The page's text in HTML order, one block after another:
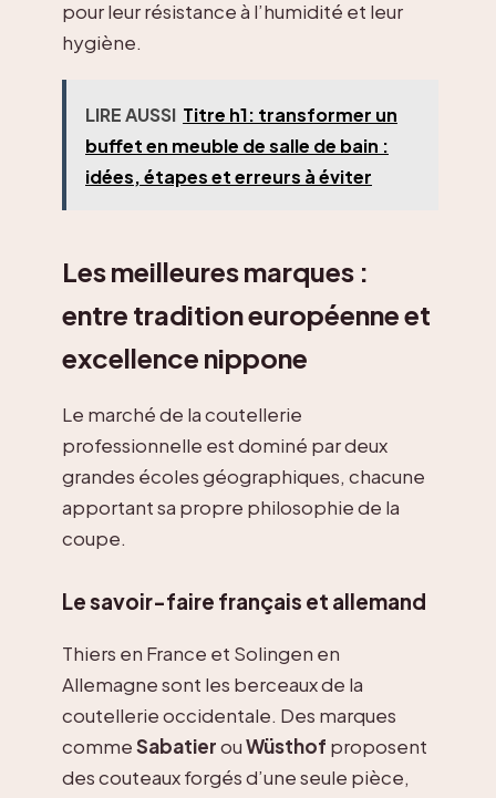
pour leur résistance à l’humidité et leur
hygiène.
LIRE AUSSI Titre h1: transformer un
buffet en meuble de salle de bain :
idées, étapes et erreurs à éviter
Les meilleures marques :
entre tradition européenne et
excellence nippone
Le marché de la coutellerie
professionnelle est dominé par deux
grandes écoles géographiques, chacune
apportant sa propre philosophie de la
coupe.
Le savoir-faire français et allemand
Thiers en France et Solingen en
Allemagne sont les berceaux de la
coutellerie occidentale. Des marques
commeSabatierouWüsthof proposent
des couteaux forgés d’une seule pièce,